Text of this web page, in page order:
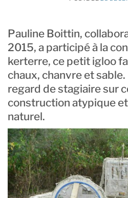
Pauline Boittin,
2015, a participé à la
kerterre, ce petit igloo
chaux, chanvre et
regard de stagiaire sur
construction atypique
naturel.